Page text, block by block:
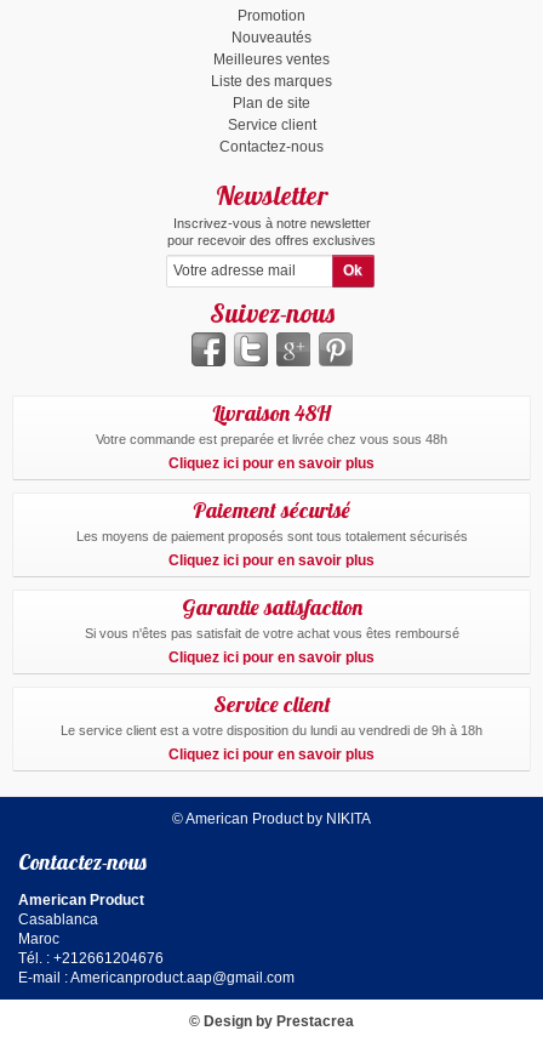
Promotion
Nouveautés
Meilleures ventes
Liste des marques
Plan de site
Service client
Contactez-nous
Newsletter
Inscrivez-vous à notre newsletter
pour recevoir des offres exclusives
Suivez-nous
Livraison 48H
Votre commande est preparée et livrée chez vous sous 48h
Cliquez ici pour en savoir plus
Paiement sécurisé
Les moyens de paiement proposés sont tous totalement sécurisés
Cliquez ici pour en savoir plus
Garantie satisfaction
Si vous n'êtes pas satisfait de votre achat vous êtes remboursé
Cliquez ici pour en savoir plus
Service client
Le service client est a votre disposition du lundi au vendredi de 9h à 18h
Cliquez ici pour en savoir plus
© American Product by NIKITA
Contactez-nous
American Product
Casablanca
Maroc
Tél. : +212661204676
E-mail :Americanproduct.aap@gmail.com
© Design by Prestacrea